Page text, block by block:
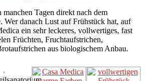
manchen Tagen direkt nach dem
Wer danach Lust auf Frühstück hat, auf
ein sehr leckeres, vollwertiges, fast
Früchten, Fruchtaufstrichen,
aus biologischem Anbau.